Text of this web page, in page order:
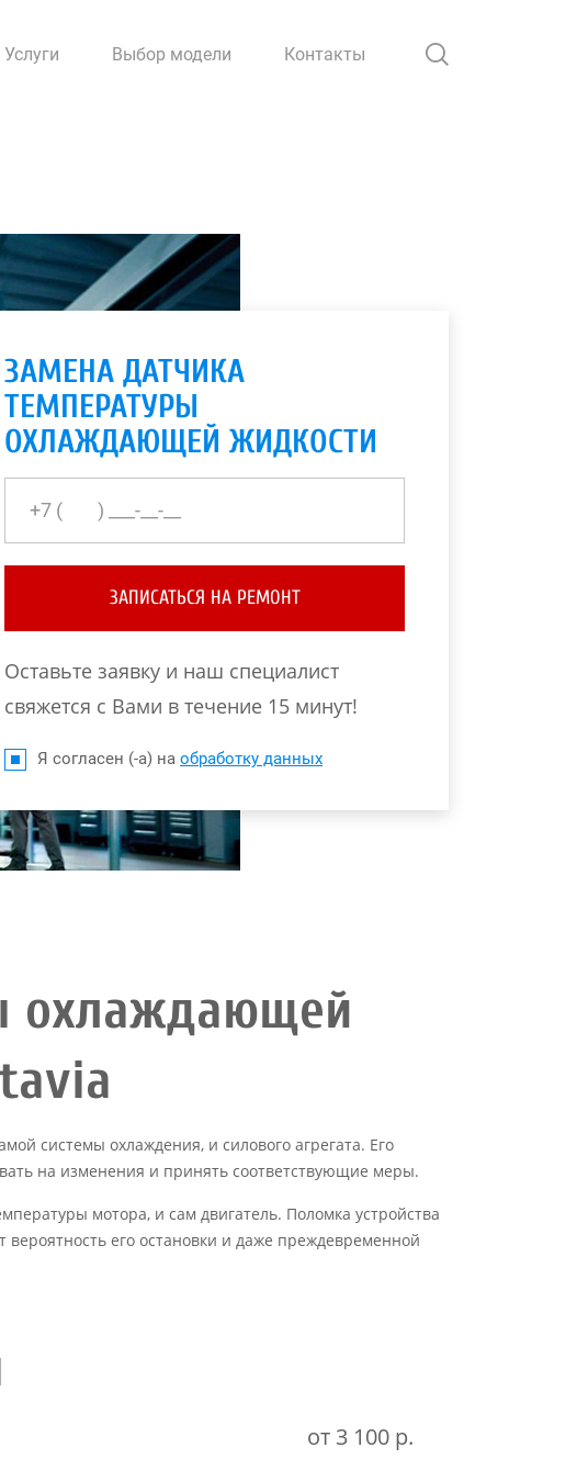
Услуги Выбор модели Контакты
ЗАМЕНА ДАТЧИКА
ТЕМПЕРАТУРЫ
ОХЛАЖДАЮЩЕЙ ЖИДКОСТИ
ЗАПИСАТЬСЯ НА РЕМОНТ
Оставьте заявку и наш специалист
свяжется с Вами в течение 15 минут!
Я согласен (-а) на обработку данных
охлаждающей
системы охлаждения, и силового агрегата. Его
на изменения и принять соответствующие меры.
мотора, и сам двигатель. Поломка устройства
его остановки и даже преждевременной
от 3 100 р.